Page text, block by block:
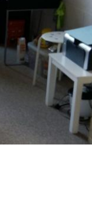
KV 1764
de 6
sanitaire (douche +
pour 3 chambres